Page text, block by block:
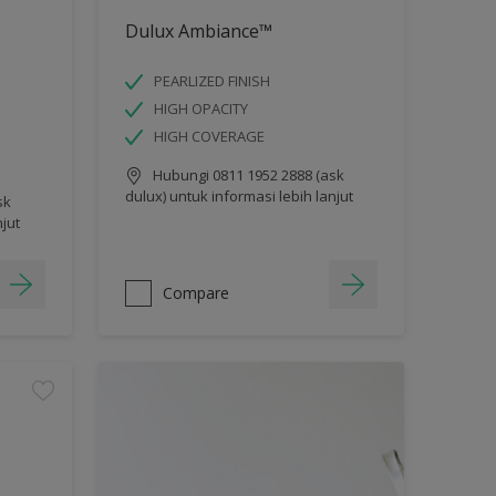
Dulux Ambiance™
PEARLIZED FINISH
HIGH OPACITY
HIGH COVERAGE
Hubungi 0811 1952 2888 (ask
dulux) untuk informasi lebih lanjut
Compare